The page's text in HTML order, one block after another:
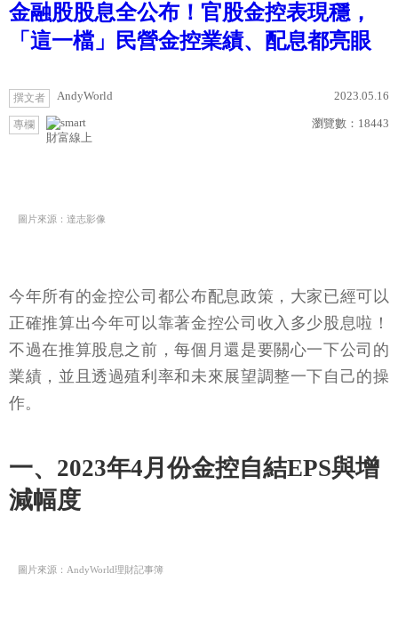
金融股股息全公布！官股金控表現穩，
「這一檔」民營金控業績、配息都亮眼
撰文者 AndyWorld 2023.05.16
專欄
財富線上
瀏覽數： 18443
圖片來源：達志影像
今年所有的金控公司都公布配息政策，大家已經可以
正確推算出今年可以靠著金控公司收入多少股息啦！
不過在推算股息之前，每個月還是要關心一下公司的
業績，並且透過殖利率和未來展望調整一下自己的操
作。
一、2023年4月份金控自結EPS與增
減幅度
圖片來源：AndyWorld理財記事簿